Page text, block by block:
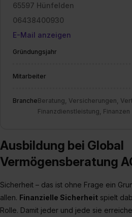
65597 Hünfelden
06438400930
E-Mail anzeigen
Gründungsjahr
Mitarbeiter
BrancheBeratung, Versicherungen,
Finanzdienstleistung, Finanzen
Ausbildung bei Global
Vermögensberatung
Sicherheit – das ist ohne Frage ein
allen. Finanzielle Sicherheit spielt
Rolle. Damit jeder und jede sie